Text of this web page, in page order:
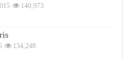
140,973
134,248